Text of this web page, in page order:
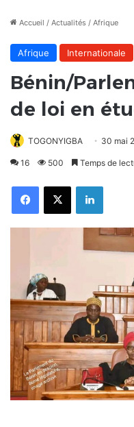
Accueil / Actualités / Afrique
Afrique Internationale
Bénin/
de loi en
TOGONYIGBA 30 mai
16 500 Temps de
FacebookX Linkedin